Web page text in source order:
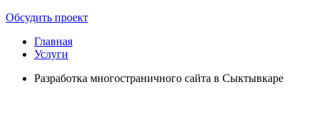
Обсудить проект
Главная
Услуги
Разработка многостраничного сайта в Сыктывкаре